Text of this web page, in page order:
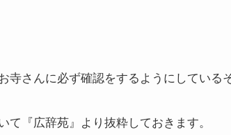
さんに必ず確認をするようにしている
『広辞苑』より抜粋しておきます。